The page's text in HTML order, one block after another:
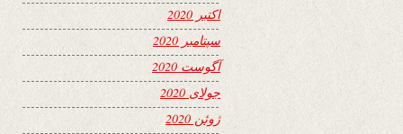
اکتبر 2020
سپتامبر 2020
آگوست 2020
جولای 2020
ژوئن 2020